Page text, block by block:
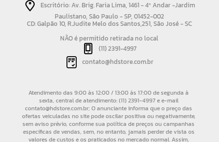
Escritório: Av. Brig. Faria Lima, 1461 - 4º Andar -Jardim
Paulistano, São Paulo - SP, 01452-002
CD: Galpão 10, R.Judite Melo dos Santos,251, São José - SC
NÃO é permitido retirada no local
(11) 2391-4997
contato@hdstore.com.br